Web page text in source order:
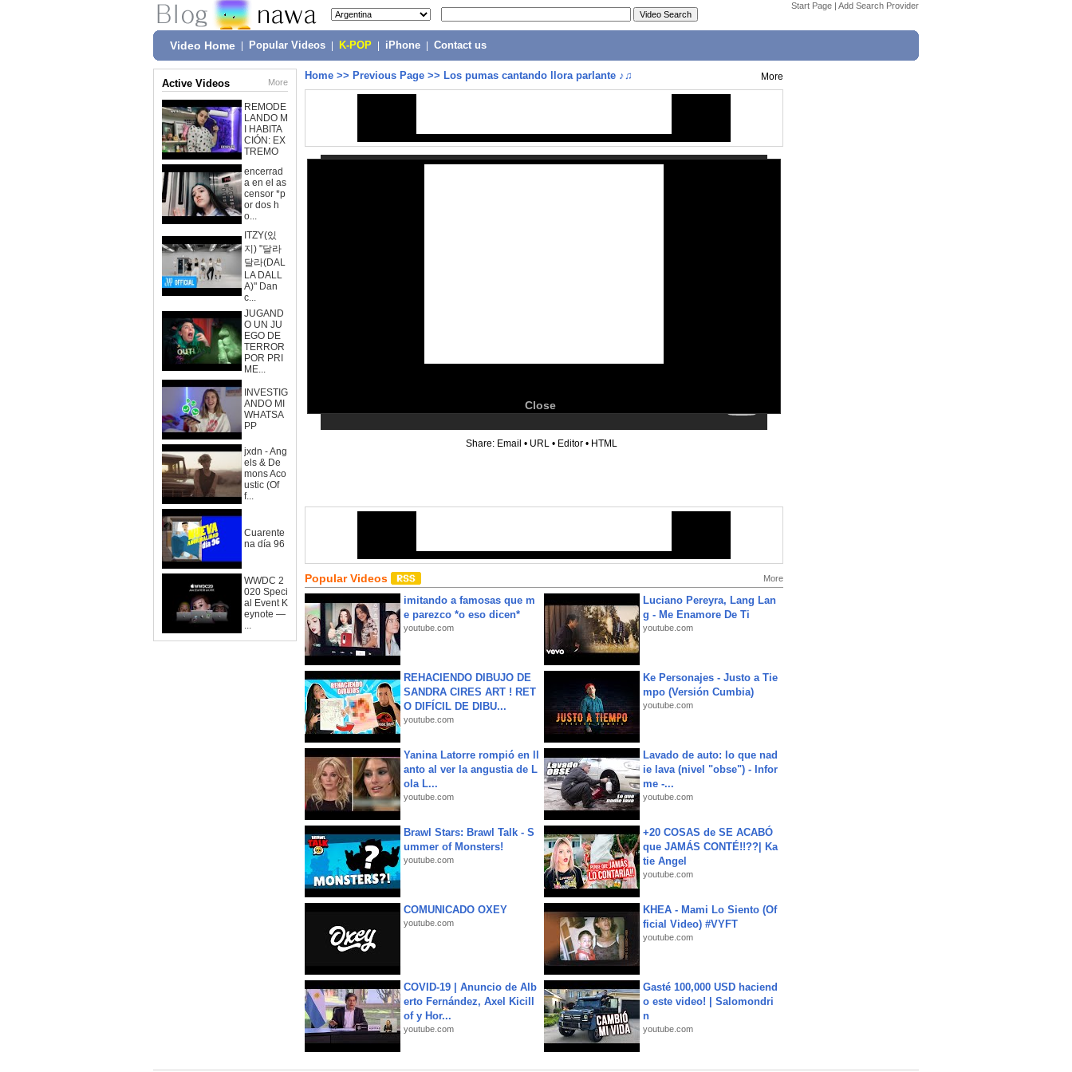
Start Page | Add Search Provider
Video Home Popular Videos K-POP iPhone Contact us
Active Videos More
REMODE
LANDO M
I HABITA
CIÓN: EX
TREMO
encerrad
a en el as
censor *p
or dos h
o...
ITZY(있
지) "달라
달라(DAL
LA DALL
A)" Dan
c...
JUGAND
O UN JU
EGO DE
TERROR
POR PRI
ME...
INVESTIG
ANDO MI
WHATSA
PP
jxdn - Ang
els & De
mons Aco
ustic (Of
f...
Cuarente
na día 96
WWDC 2
020 Speci
al Event K
eynote —
...
Home >> Previous Page >> Los pumas cantando llora parlante ♪♫ More
Close
Share: Email • URL • Editor • HTML
Popular Videos More
imitando a famosas que m
e parezco *o eso dicen*
youtube.com
Luciano Pereyra, Lang Lan
g - Me Enamore De Ti
youtube.com
REHACIENDO DIBUJO DE
SANDRA CIRES ART ! RET
O DIFÍCIL DE DIBU...
youtube.com
Ke Personajes - Justo a Tie
mpo (Versión Cumbia)
youtube.com
Yanina Latorre rompió en ll
anto al ver la angustia de L
ola L...
youtube.com
Lavado de auto: lo que nad
ie lava (nivel "obse") - Infor
me -...
youtube.com
Brawl Stars: Brawl Talk - S
ummer of Monsters!
youtube.com
+20 COSAS de SE ACABÓ
que JAMÁS CONTÉ!!??| Ka
tie Angel
youtube.com
COMUNICADO OXEY
youtube.com
KHEA - Mami Lo Siento (Of
ficial Video) #VYFT
youtube.com
COVID-19 | Anuncio de Alb
erto Fernández, Axel Kicill
of y Hor...
youtube.com
Gasté 100,000 USD haciend
o este video! | Salomondri
n
youtube.com